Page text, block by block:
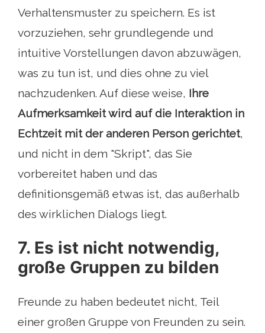
Verhaltensmuster zu speichern. Es ist
vorzuziehen, sehr grundlegende und
intuitive Vorstellungen davon abzuwägen,
was zu tun ist, und dies ohne zu viel
nachzudenken. Auf diese weise, Ihre
Aufmerksamkeit wird auf die Interaktion in
Echtzeit mit der anderen Person gerichtet,
und nicht in dem "Skript", das Sie
vorbereitet haben und das
definitionsgemäß etwas ist, das außerhalb
des wirklichen Dialogs liegt.
7. Es ist nicht notwendig,
große Gruppen zu bilden
Freunde zu haben bedeutet nicht, Teil
einer großen Gruppe von Freunden zu sein.